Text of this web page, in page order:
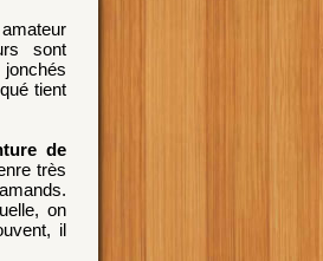
sont
tient
de
très
on
il